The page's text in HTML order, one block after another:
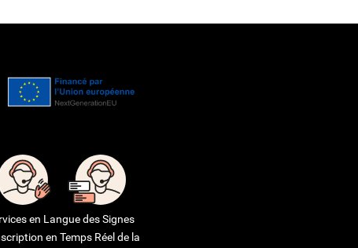
en Langue des Signes
en Temps Réel de la